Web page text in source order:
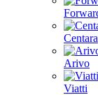
Centara
Arivo
Viatti